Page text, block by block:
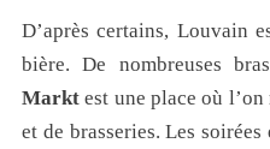
D’après certains, Louvain
bière. De nombreuses
Marktest une place où l’on
et de brasseries. Les